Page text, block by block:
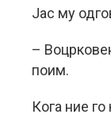
Јас му
–
поим.
Кога ние